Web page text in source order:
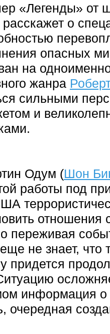
«Легенды» от
расскажет о
опасных
на
жанра
сильными
и
Одум (Шон
работы под
переживая
не знает, что
придется
информация о
очередная